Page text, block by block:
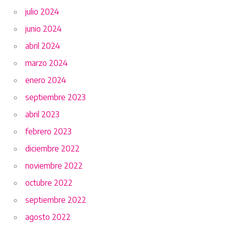
julio 2024
junio 2024
abril 2024
marzo 2024
enero 2024
septiembre 2023
abril 2023
febrero 2023
diciembre 2022
noviembre 2022
octubre 2022
septiembre 2022
agosto 2022